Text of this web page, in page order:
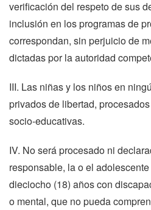
verificación del respeto de sus
inclusión en los programas de
correspondan, sin perjuicio de
dictadas por la autoridad
III. Las niñas y los niños en
privados de libertad,
socio-educativas.
IV. No será procesado ni
responsable, la o el
dieciocho (18) años con
o mental, que no pueda